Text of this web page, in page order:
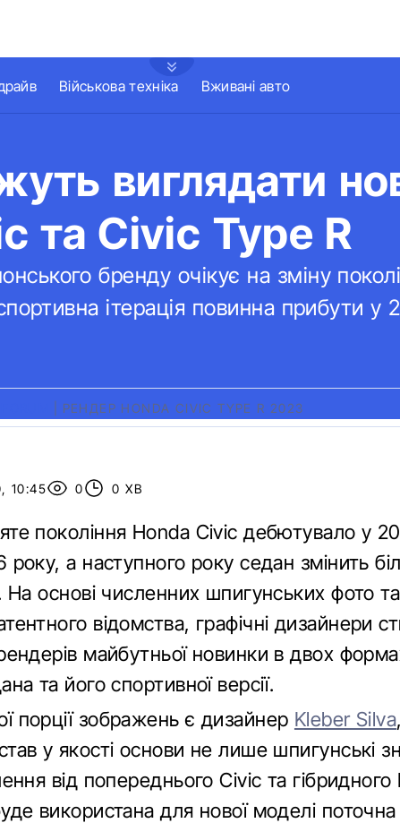
Військова техніка Вживані авто
виглядати
та Civic Type R
бренду очікує на зміну
ітерація повинна прибути у
РЕНДЕР HONDA CIVIC TYPE R 2023
10:45 0 0 ХВ
покоління Honda Civic дебютувало у
а наступного року седан змінить
На основі численних шпигунських фото та
відомства, графічні дизайнери
майбутньої новинки в двох
та його спортивної версії.
порції зображень є дизайнер Kleber Silva
у якості основи не лише шпигунські
від попереднього Civic та гібридного
використана для нової моделі поточна